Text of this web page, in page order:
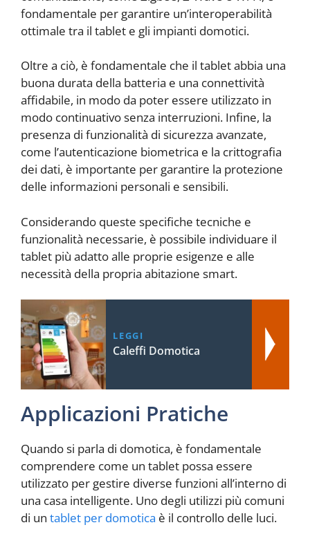
fondamentale per garantire un’interoperabilità
ottimale tra il tablet e gli impianti domotici.
Oltre a ciò, è fondamentale che il tablet abbia una
buona durata della batteria e una connettività
affidabile, in modo da poter essere utilizzato in
modo continuativo senza interruzioni. Infine, la
presenza di funzionalità di sicurezza avanzate,
come l’autenticazione biometrica e la crittografia
dei dati, è importante per garantire la protezione
delle informazioni personali e sensibili.
Considerando queste specifiche tecniche e
funzionalità necessarie, è possibile individuare il
tablet più adatto alle proprie esigenze e alle
necessità della propria abitazione smart.
LEGGI
Caleffi Domotica
Applicazioni Pratiche
Quando si parla di domotica, è fondamentale
comprendere come un tablet possa essere
utilizzato per gestire diverse funzioni all’interno di
una casa intelligente. Uno degli utilizzi più comuni
di un tablet per domotica è il controllo delle luci.